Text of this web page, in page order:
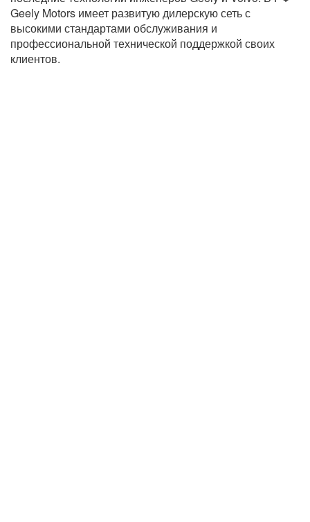
Geely Motors имеет развитую дилерскую сеть с
высокими стандартами обслуживания и
профессиональной технической поддержкой своих
клиентов.